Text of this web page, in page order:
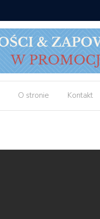
O stronie Kontakt